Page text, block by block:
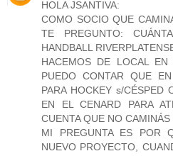
HOLA JSANTIVA:
COMO SOCIO QUE
TE PREGUNTO:
HANDBALL
HACEMOS DE LOCAL
PUEDO CONTAR QUE
PARA HOCKEY s/CÉSPED
EN EL CENARD PARA
CUENTA QUE NO
MI PREGUNTA ES POR
NUEVO PROYECTO,